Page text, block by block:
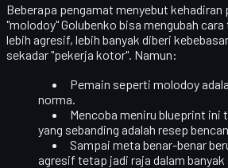
Beberapa pengamat menyebut
"molodoy" Golubenko bisa mengubah
lebih agresif, lebih banyak diberi
sekadar "pekerja kotor". Namun:
Pemain seperti molodoy
norma.
Mencoba meniru blueprint
yang sebanding adalah resep
Sampai meta benar-benar
agresif tetap jadi raja dalam